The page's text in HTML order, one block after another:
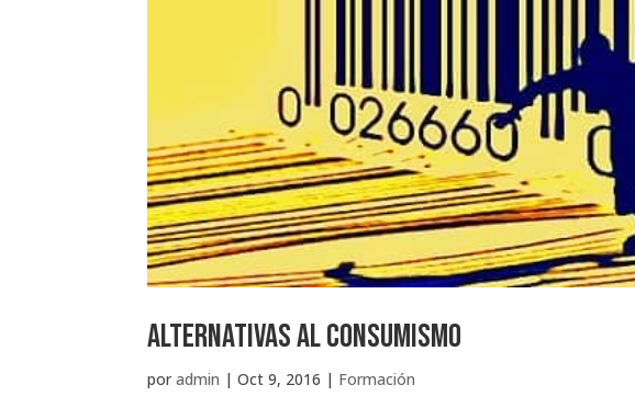
Alternativas al consumismo
poradmin |Oct 9, 2016 | Formación